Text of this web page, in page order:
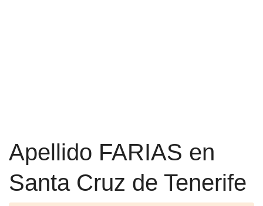
Apellido FARIAS en
Santa Cruz de Tenerife